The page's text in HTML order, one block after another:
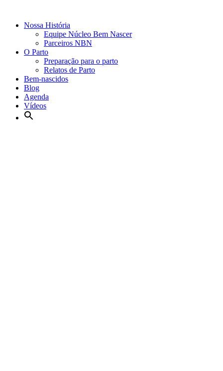
Nossa História
Equipe Núcleo Bem Nascer
Parceiros NBN
O Parto
Preparação para o parto
Relatos de Parto
Bem-nascidos
Blog
Agenda
Vídeos